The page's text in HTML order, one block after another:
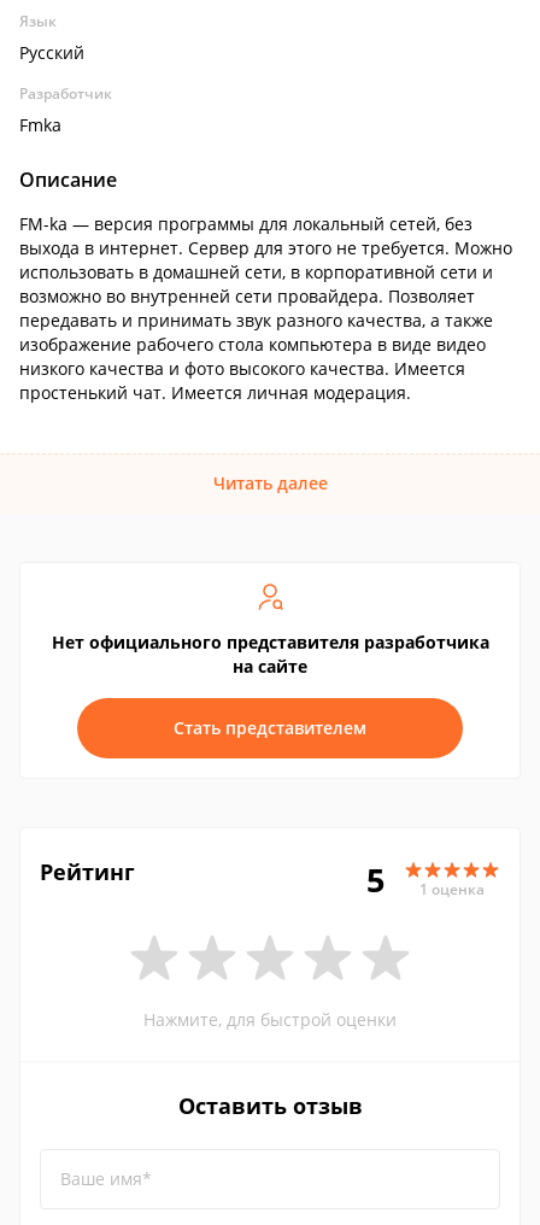
Язык
Русский
Разработчик
Fmka
Описание
FM-ka — версия программы для локальный сетей, без
выхода в интернет. Сервер для этого не требуется. Можно
использовать в домашней сети, в корпоративной сети и
возможно во внутренней сети провайдера. Позволяет
передавать и принимать звук разного качества, а также
изображение рабочего стола компьютера в виде видео
низкого качества и фото высокого качества. Имеется
простенький чат. Имеется личная модерация.
Читать далее
Нет официального представителя разработчика
на сайте
Стать представителем
Рейтинг 5 1 оценка
Нажмите, для быстрой оценки
Оставить отзыв
Ваше имя*